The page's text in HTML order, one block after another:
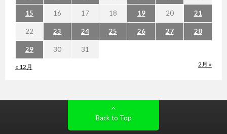
« 12月 2月 »
15 16 17 18 19 20 21
22 23 24 25 26 27 28
29 30 31
Back to Top